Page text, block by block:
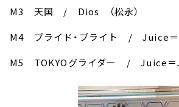
M3 天国 / Dios （松永）
M4 プライド・ブライト / Juice＝
M5 TOKYOグライダー / Juice＝